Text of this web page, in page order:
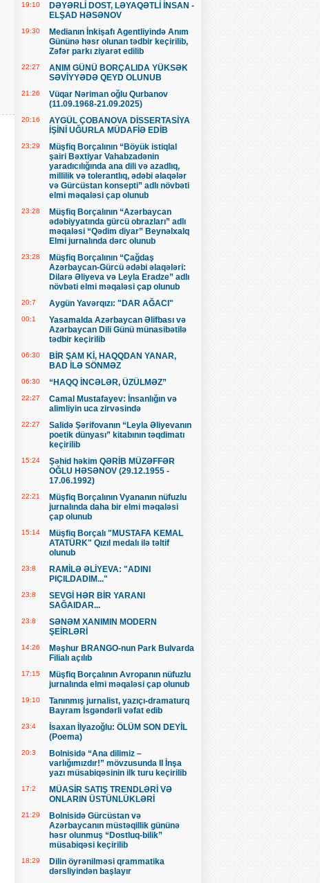
19:10
DƏYƏRLİ DOST, LƏYAQƏTLİ İNSAN -
ELŞAD HƏSƏNOV
19:30
Medianın İnkişafı Agentliyində Anım
Gününə həsr olunan tədbir keçirilib,
Zəfər parkı ziyarət edilib
22:27
ANIM GÜNÜ BORÇALIDA YÜKSƏK
SƏVİYYƏDƏ QEYD OLUNUB
21:26
Vüqar Nəriman oğlu Qurbanov
(11.09.1968-21.09.2025)
20:16
AYGÜL ÇOBANOVA DİSSERTASİYA
İŞİNİ UĞURLA MÜDAFİƏ EDİB
23:29
Müşfiq Borçalının “Böyük istiqlal
şairi Bəxtiyar Vahabzadənin
yaradıcılığında ana dili və azadlıq,
millilik və tolerantlıq, ədəbi əlaqələr
və Gürcüstan konsepti” adlı növbəti
elmi məqaləsi çap olunub
23:28
Müşfiq Borçalının “Azərbaycan
ədəbiyyatında gürcü obrazları” adlı
məqaləsi “Qədim diyar” Beynəlxalq
Elmi jurnalında dərc olunub
23:28
Müşfiq Borçalının “Çağdaş
Azərbaycan-Gürcü ədəbi əlaqələri:
Dilarə Əliyeva və Leyla Eradze” adlı
növbəti elmi məqaləsi çap olunub
20:7 Aygün Yavərqızı: "DAR AĞACI"
00:1
Yasamalda Azərbaycan Əlifbası və
Azərbaycan Dili Günü münasibətilə
tədbir keçirilib
06:30
BİR ŞAM Kİ, HAQQDAN YANAR,
BAD İLƏ SÖNMƏZ
06:30 “HAQQ İNCƏLƏR, ÜZÜLMƏZ”
22:27
Camal Mustafayev: İnsanlığın və
alimliyin uca zirvəsində
22:27
Salidə Şərifovanın “Leyla Əliyevanın
poetik dünyası” kitabının təqdimatı
keçirilib
15:24
Şəhid həkim QƏRİB MÜZƏFFƏR
OĞLU HƏSƏNOV (29.12.1955 -
17.06.1992)
22:21
Müşfiq Borçalının Vyananın nüfuzlu
jurnalında daha bir elmi məqaləsi
çap olunub
15:14
Müşfiq Borçalı "MUSTAFA KEMAL
ATATÜRK" Qızıl medalı ilə təltif
olunub
23:8
RAMİLƏ ƏLİYEVA: "ADINI
PIÇILDADIM..."
23:8
SEVGİ HƏR BİR YARANI
SAĞAIDAR...
23:8
SƏNƏM XANIMIN MODERN
ŞEİRLƏRİ
14:26
Məşhur BRANGO-nun Park Bulvarda
Filialı açılıb
17:15
Müşfiq Borçalının Avropanın nüfuzlu
jurnalında elmi məqaləsi çap olunub
19:10
Tanınmış jurnalist, yazıçı-dramaturq
Bayram İsgəndərli vəfat edib
23:4
İsaxan İlyazoğlu: ÖLÜM SON DEYİL
(Poema)
20:3
Bolnisidə “Ana dilimiz –
varlığımızdır!” mövzusunda II İnşa
yazı müsabiqəsinin ilk turu keçirilib
17:2
MÜASİR SATIŞ TRENDLƏRİ VƏ
ONLARIN ÜSTÜNLÜKLƏRİ
21:29
Bolnisidə Gürcüstan və
Azərbaycanın müstəqillik gününə
həsr olunmuş “Dostluq-bilik”
müsabiqəsi keçirilib
18:29
Dilin öyrənilməsi qrammatika
dərsliyindən başlayır